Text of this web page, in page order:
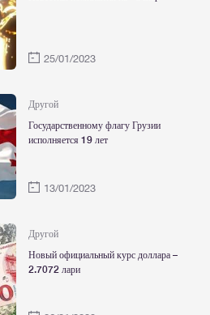
25/01/2023
Другой
Государственному флагу Грузии
исполняется 19 лет
13/01/2023
Другой
Новый официальный курс доллара –
2.7072 лари